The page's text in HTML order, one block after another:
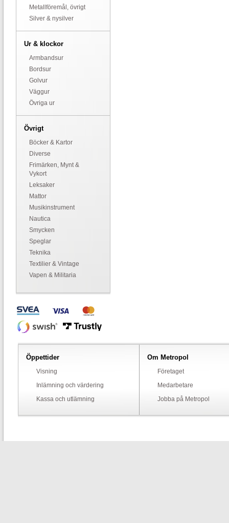
Metallföremål, övrigt
Silver & nysilver
Ur & klockor
Armbandsur
Bordsur
Golvur
Väggur
Övriga ur
Övrigt
Böcker & Kartor
Diverse
Frimärken, Mynt &
Vykort
Leksaker
Mattor
Musikinstrument
Nautica
Smycken
Speglar
Teknika
Textilier & Vintage
Vapen & Militaria
Öppettider
Visning
Inlämning och värdering
Kassa och utlämning
Om Metropol
Företaget
Medarbetare
Jobba på Metropol